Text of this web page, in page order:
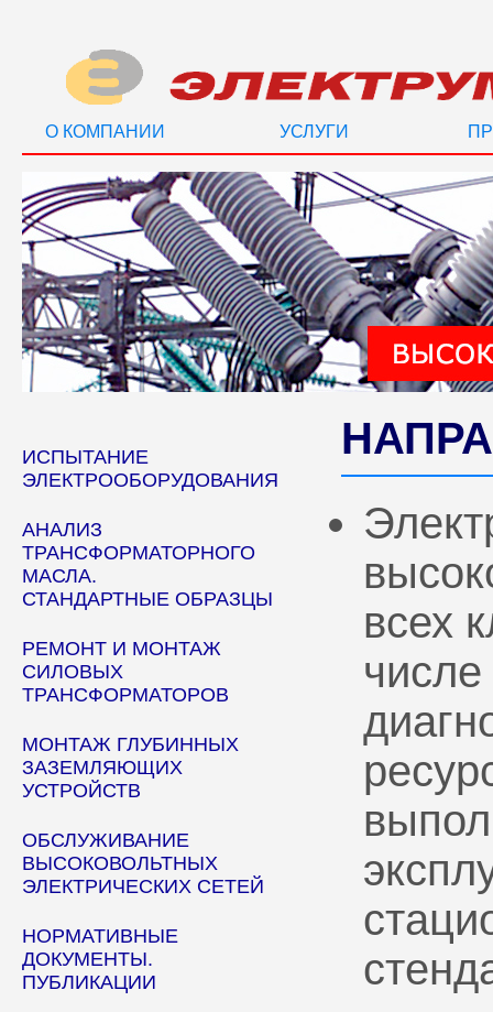
О КОМПАНИИ УСЛУГИ
ИСПЫТАНИЕ
ЭЛЕКТРООБОРУДОВАНИЯ
АНАЛИЗ
ТРАНСФОРМАТОРНОГО
МАСЛА.
СТАНДАРТНЫЕ ОБРАЗЦЫ
РЕМОНТ И МОНТАЖ
СИЛОВЫХ
ТРАНСФОРМАТОРОВ
МОНТАЖ ГЛУБИННЫХ
ЗАЗЕМЛЯЮЩИХ
УСТРОЙСТВ
ОБСЛУЖИВАНИЕ
ВЫСОКОВОЛЬТНЫХ
ЭЛЕКТРИЧЕСКИХ СЕТЕЙ
НОРМАТИВНЫЕ
ДОКУМЕНТЫ.
ПУБЛИКАЦИИ
всех